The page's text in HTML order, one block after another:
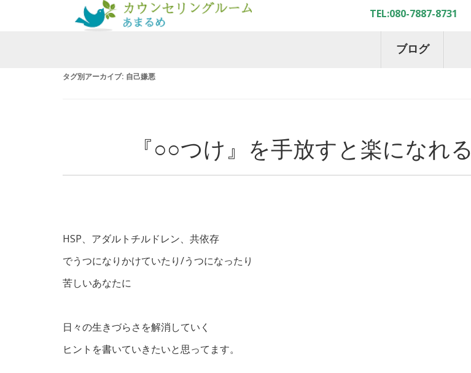
ブログ
タグ別アーカイブ: 自己嫌悪
『○○つけ』を手放すと楽になれる
HSP、アダルトチルドレン、共依存
でうつになりかけていたり/うつになったり
苦しいあなたに
日々の生きづらさを解消していく
ヒントを書いていきたいと思ってます。